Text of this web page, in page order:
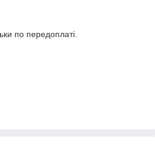
по передоплаті.